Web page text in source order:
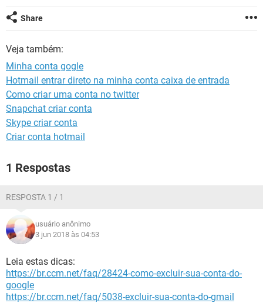
INSTAGRAM
Share
Veja também:
Minha conta gogle
Hotmail entrar direto na minha conta caixa de entrada
Como criar uma conta no twitter
Snapchat criar conta
Skype criar conta
Criar conta hotmail
1 Respostas
RESPOSTA 1 / 1
usuário anônimo
3 jun 2018 às 04:53
Leia estas dicas:
https://br.ccm.net/faq/28424-como-excluir-sua-conta-do-
google
https://br.ccm.net/faq/5038-excluir-sua-conta-do-gmail